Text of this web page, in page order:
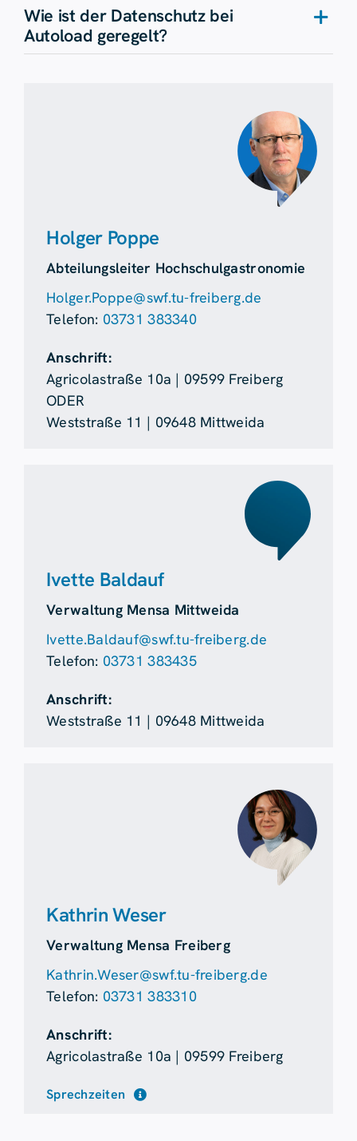
Wie ist der Datenschutz bei
Autoload geregelt?
Holger Poppe
Abteilungsleiter Hochschulgastronomie
Holger.Poppe@swf.tu-freiberg.de
Telefon: 03731 383340
Anschrift:
Agricolastraße 10a | 09599 Freiberg
ODER
Weststraße 11 | 09648 Mittweida
Ivette Baldauf
Verwaltung Mensa Mittweida
Ivette.Baldauf@swf.tu-freiberg.de
Telefon: 03731 383435
Anschrift:
Weststraße 11 | 09648 Mittweida
Kathrin Weser
Verwaltung Mensa Freiberg
Kathrin.Weser@swf.tu-freiberg.de
Telefon: 03731 383310
Anschrift:
Agricolastraße 10a | 09599 Freiberg
Sprechzeiten